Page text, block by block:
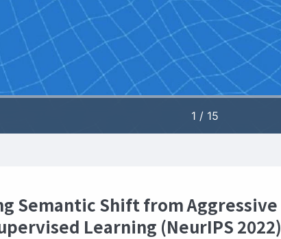
Semantic Shift from Aggressive
Learning (NeurIPS 2022)